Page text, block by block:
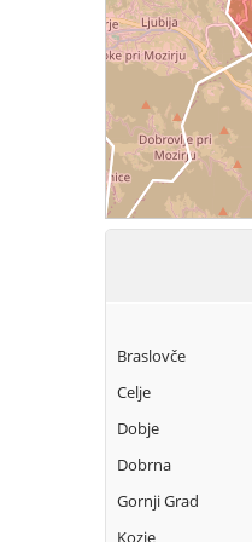
Braslovče
Celje
Dobje
Dobrna
Gornji Grad
Kozje